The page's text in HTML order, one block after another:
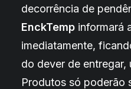
decorrência de
EnckTemp informará
imediatamente,
do dever de entregar,
Produtos só poderão